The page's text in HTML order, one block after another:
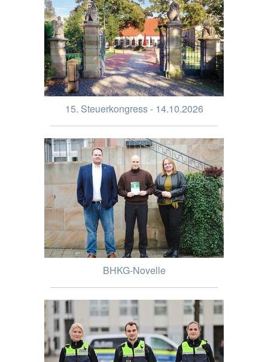
15. Steuerkongress - 14.10.2026
BHKG-Novelle